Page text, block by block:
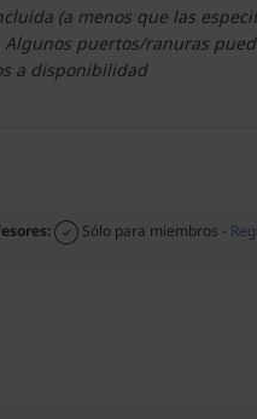
(a menos que las
puertos/ranuras
a disponibilidad
Sólo para miembros -